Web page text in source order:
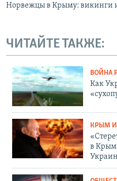
Норвежцы в Крыму: викинги
ЧИТАЙТЕ ТАКЖЕ:
ВОЙНА
Как
КРЫМ
в